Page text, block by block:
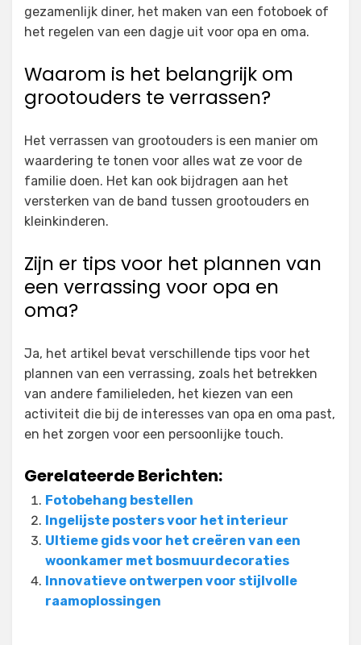
gezamenlijk diner, het maken van een fotoboek of
het regelen van een dagje uit voor opa en oma.
Waarom is het belangrijk om
grootouders te verrassen?
Het verrassen van grootouders is een manier om
waardering te tonen voor alles wat ze voor de
familie doen. Het kan ook bijdragen aan het
versterken van de band tussen grootouders en
kleinkinderen.
Zijn er tips voor het plannen van
een verrassing voor opa en
oma?
Ja, het artikel bevat verschillende tips voor het
plannen van een verrassing, zoals het betrekken
van andere familieleden, het kiezen van een
activiteit die bij de interesses van opa en oma past,
en het zorgen voor een persoonlijke touch.
Gerelateerde Berichten:
Fotobehang bestellen
Ingelijste posters voor het interieur
Ultieme gids voor het creëren van een
woonkamer met bosmuurdecoraties
Innovatieve ontwerpen voor stijlvolle
raamoplossingen